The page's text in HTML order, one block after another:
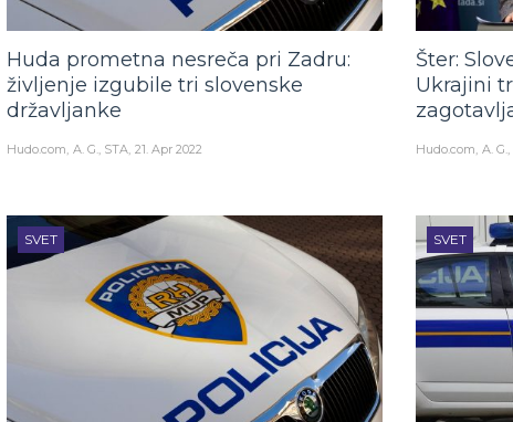
Huda prometna nesreča pri Zadru:
življenje izgubile tri slovenske
državljanke
Hudo.com A. G., STA 21. Apr 2022
Šter:
Ukrajini
Hudo.com A.
SVET SVET